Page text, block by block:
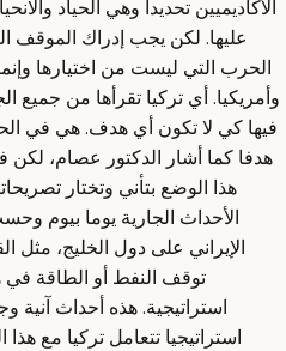
الأكاديميين تحديدا وهي الحياد
عليها. لكن يجب إدراك الموقف
الحرب التي ليست من اختيارها
وأمريكيا. أي تركيا تقرأها من جميع
فيها كي لا تكون أي هدف. هي في
هدفا كما أشار الدكتور عصام، لكن
هذا الوضع بتأني وتختار
الأحداث الجارية يوما بيوم
الإيراني على دول الخليج، مثل
توقف النفط أو الطاقة في
استراتيجية. هذه أحداث آنية
استراتيجيا تتعامل تركيا مع